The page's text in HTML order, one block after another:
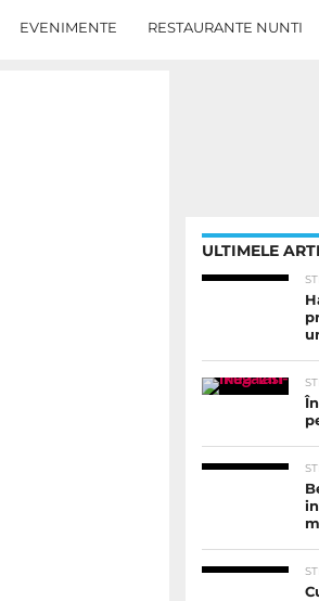
EVENIMENTE RESTAURANTE NUNTI
ULTIMELE